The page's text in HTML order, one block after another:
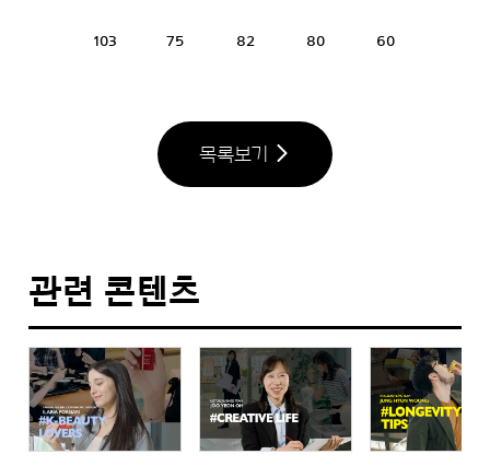
103 75 82 80 60
목록보기
관련 콘텐츠